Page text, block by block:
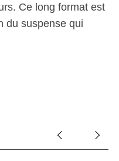
Ce long format est
du suspense qui